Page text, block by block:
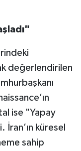
değerlendirilen
ise "Yapay
küresel
sahip